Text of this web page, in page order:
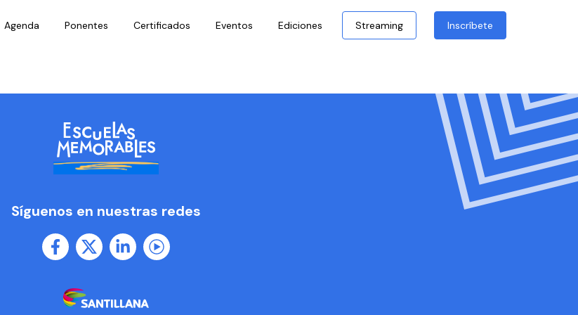
Agenda Ponentes Certificados Eventos Ediciones Streaming Inscríbete
Síguenos en nuestras redes